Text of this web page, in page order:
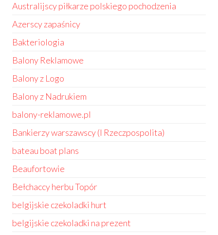
Australijscy piłkarze polskiego pochodzenia
Azerscy zapaśnicy
Bakteriologia
Balony Reklamowe
Balony z Logo
Balony z Nadrukiem
balony-reklamowe.pl
Bankierzy warszawscy (I Rzeczpospolita)
bateau boat plans
Beaufortowie
Bełchaccy herbu Topór
belgijskie czekoladki hurt
belgijskie czekoladki na prezent